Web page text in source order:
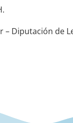
– Diputación de